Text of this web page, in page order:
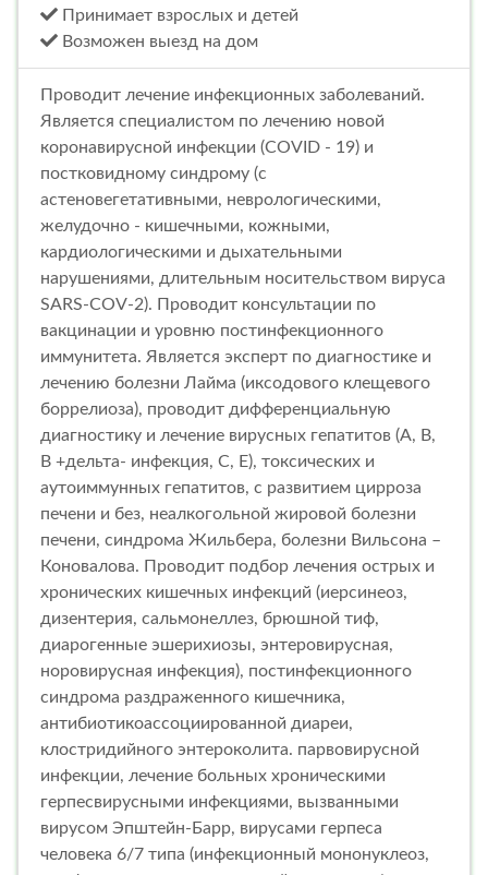
Принимает взрослых и детей
Возможен выезд на дом
Проводит лечение инфекционных заболеваний.
Является специалистом по лечению новой
коронавирусной инфекции (COVID - 19) и
постковидному синдрому (с
астеновегетативными, неврологическими,
желудочно - кишечными, кожными,
кардиологическими и дыхательными
нарушениями, длительным носительством вируса
SARS-COV-2). Проводит консультации по
вакцинации и уровню постинфекционного
иммунитета. Является эксперт по диагностике и
лечению болезни Лайма (иксодового клещевого
боррелиоза), проводит дифференциальную
диагностику и лечение вирусных гепатитов (А, В,
В +дельта- инфекция, С, Е), токсических и
аутоиммунных гепатитов, с развитием цирроза
печени и без, неалкогольной жировой болезни
печени, синдрома Жильбера, болезни Вильсона –
Коновалова. Проводит подбор лечения острых и
хронических кишечных инфекций (иерсинеоз,
дизентерия, сальмонеллез, брюшной тиф,
диарогенные эшерихиозы, энтеровирусная,
норовирусная инфекция), постинфекционного
синдрома раздраженного кишечника,
антибиотикоассоциированной диареи,
клостридийного энтероколита. парвовирусной
инфекции, лечение больных хроническими
герпесвирусными инфекциями, вызванными
вирусом Эпштейн-Барр, вирусами герпеса
человека 6/7 типа (инфекционный мононуклеоз,